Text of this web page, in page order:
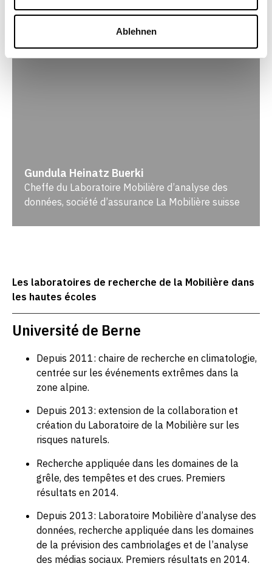
Ablehnen
Gundula Heinatz Buerki
Cheffe du Laboratoire Mobilière d’analyse des
données, société d’assurance La Mobilière suisse
Les laboratoires de recherche de la Mobilière dans
les hautes écoles
Université de Berne
Depuis 2011: chaire de recherche en climatologie,
centrée sur les événements extrêmes dans la
zone alpine.
Depuis 2013: extension de la collaboration et
création du Laboratoire de la Mobilière sur les
risques naturels.
Recherche appliquée dans les domaines de la
grêle, des tempêtes et des crues. Premiers
résultats en 2014.
Depuis 2013: Laboratoire Mobilière d’analyse des
données, recherche appliquée dans les domaines
de la prévision des cambriolages et de l’analyse
des médias sociaux. Premiers résultats en 2014.